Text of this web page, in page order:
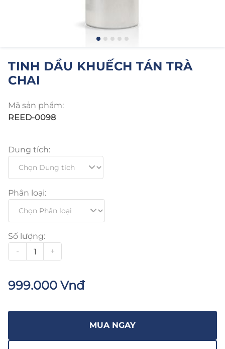
TINH DẦU KHUẾCH TÁN TRÀ
CHAI
Mã sản phẩm:
REED-0098
Dung tích:
Phân loại:
Số lượng:
-
+
999.000 Vnđ
MUA NGAY